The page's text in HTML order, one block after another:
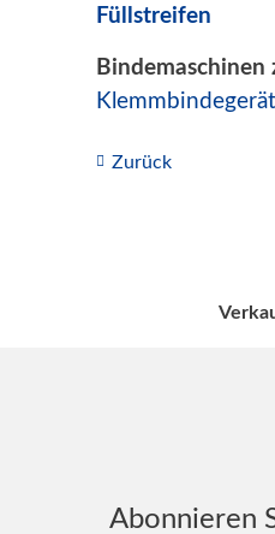
Füllstreifen
Bindemaschinen
Zurück
Abonnieren